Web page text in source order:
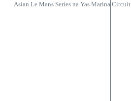
Asian Le Mans Series na Yas Marina Circuit